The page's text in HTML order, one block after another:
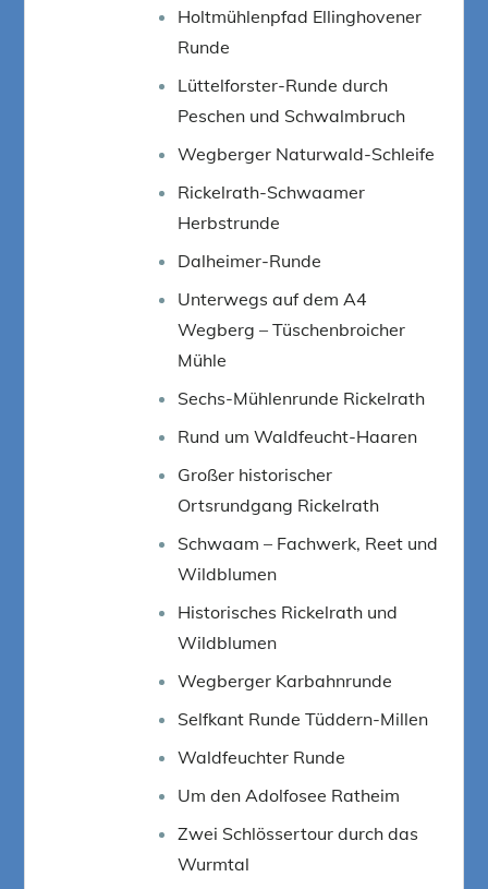
Holtmühlenpfad Ellinghovener
Runde
Lüttelforster-Runde durch
Peschen und Schwalmbruch
Wegberger Naturwald-Schleife
Rickelrath-Schwaamer
Herbstrunde
Dalheimer-Runde
Unterwegs auf dem A4
Wegberg – Tüschenbroicher
Mühle
Sechs-Mühlenrunde Rickelrath
Rund um Waldfeucht-Haaren
Großer historischer
Ortsrundgang Rickelrath
Schwaam – Fachwerk, Reet und
Wildblumen
Historisches Rickelrath und
Wildblumen
Wegberger Karbahnrunde
Selfkant Runde Tüddern-Millen
Waldfeuchter Runde
Um den Adolfosee Ratheim
Zwei Schlössertour durch das
Wurmtal